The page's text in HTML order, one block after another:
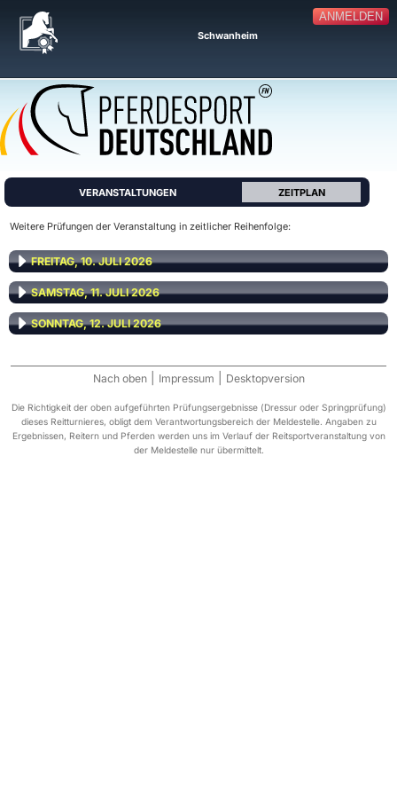
ANMELDEN
Schwanheim
VERANSTALTUNGEN ZEITPLAN
Weitere Prüfungen der Veranstaltung in zeitlicher Reihenfolge:
FREITAG, 10. JULI 2026
SAMSTAG, 11. JULI 2026
SONNTAG, 12. JULI 2026
Nach oben Impressum Desktopversion
Die Richtigkeit der oben aufgeführten Prüfungsergebnisse (Dressur oder Springprüfung)
dieses Reitturnieres, obligt dem Verantwortungsbereich der Meldestelle. Angaben zu
Ergebnissen, Reitern und Pferden werden uns im Verlauf der Reitsportveranstaltung von
der Meldestelle nur übermittelt.